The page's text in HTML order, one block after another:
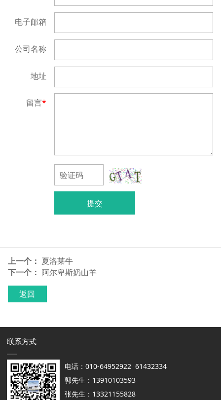
电子邮箱
公司名称
地址
留言*
提交
上一个： 夏洛莱牛
下一个： 阿尔卑斯奶山羊
返回
联系方式
电话：010-64952922 61432334
郭先生：13910103593
张先生：13321155828